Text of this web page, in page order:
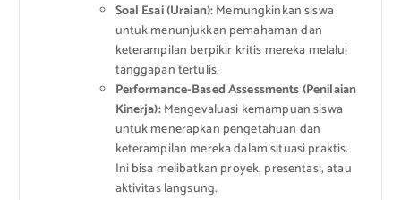
Soal Esai (Uraian):Memungkinkan siswa
untuk menunjukkan pemahaman dan
keterampilan berpikir kritis mereka melalui
tanggapan tertulis.
Performance-Based Assessments (Penilaian
Kinerja):Mengevaluasi kemampuan siswa
untuk menerapkan pengetahuan dan
keterampilan mereka dalam situasi praktis.
Ini bisa melibatkan proyek, presentasi, atau
aktivitas langsung.